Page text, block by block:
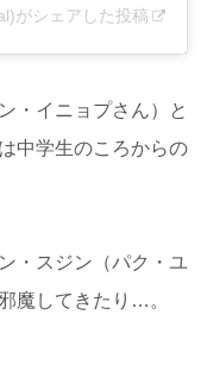
がシェアした投稿
・イニョプさん）と
中学生のころからの
・スジン（パク・ユ
魔してきたり…。